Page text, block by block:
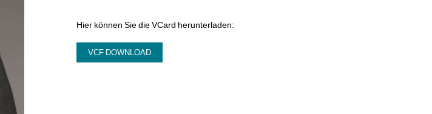
Hier können Sie die VCard herunterladen:
VCF DOWNLOAD